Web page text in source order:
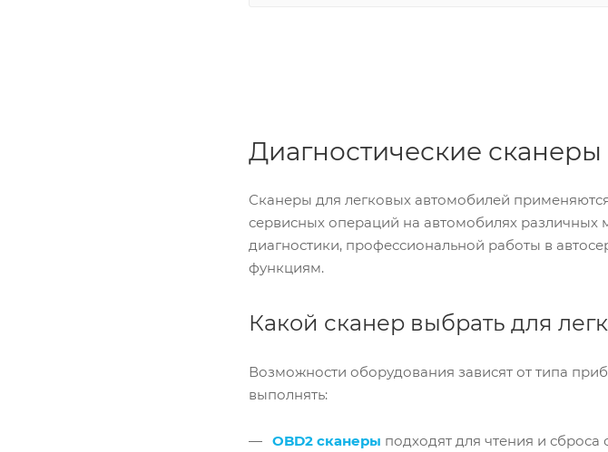
Диагностические
Сканеры для легковых автомобилей
сервисных операций на автомобилях
диагностики, профессиональной работы в
функциям.
Какой сканер выбрать для
Возможности оборудования зависят от типа
выполнять:
OBD2 сканеры подходят для чтения и